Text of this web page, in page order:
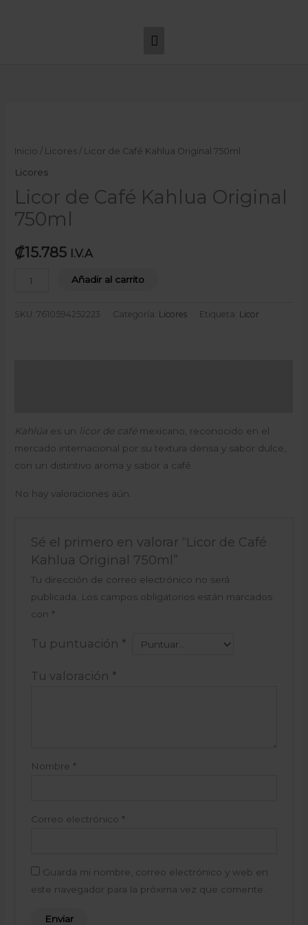
principal
Inicio / Licores / Licor de Café Kahlua Original 750ml
Licores
Licor de Café Kahlua Original
750ml
₡15.785 I.V.A
Café
Kahlua
750ml
cantidad
Añadir al carrito
SKU:7610594252223 Categoría: Licores Etiqueta: Licor
Kahlúa es un licor de café mexicano, reconocido en el
mercado internacional por su textura densa y sabor dulce,
con un distintivo aroma y sabor a café.
No hay valoraciones aún.
Sé el primero en valorar “Licor de Café
Kahlua Original 750ml”
Tu dirección de correo electrónico no será
publicada.
Los campos obligatorios están marcados
con *
Tu puntuación *
Tu valoración *
Nombre *
Correo electrónico *
Guarda mi nombre, correo electrónico y web en
este navegador para la próxima vez que comente.